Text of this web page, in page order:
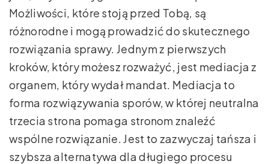
Możliwości, które stoją przed Tobą, są
różnorodne i mogą prowadzić do skutecznego
rozwiązania sprawy. Jednym z pierwszych
kroków, który możesz rozważyć, jest mediacja z
organem, który wydał mandat. Mediacja to
forma rozwiązywania sporów, w której neutralna
trzecia strona pomaga stronom znaleźć
wspólne rozwiązanie. Jest to zazwyczaj tańsza i
szybsza alternatywa dla długiego procesu